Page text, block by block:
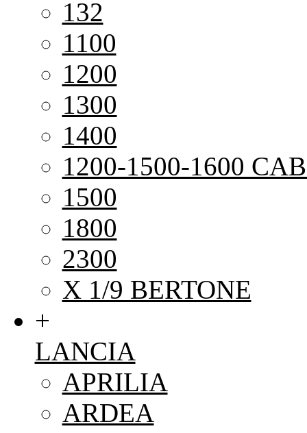
132
1100
1200
1300
1400
1200-1500-1600
1500
1800
2300
X 1/9 BERTONE
+
LANCIA
APRILIA
ARDEA